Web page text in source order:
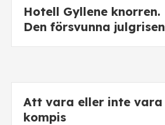
Hotell Gyllene knorren.
Den försvunna julgrisen
Att vara eller inte vara
kompis